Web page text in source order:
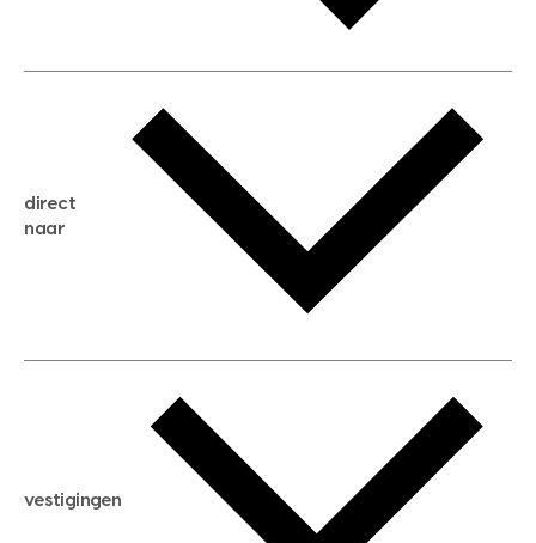
gratis zoekservice
huis verkopen
huis kopen
aankoopadvies
verkoopadvies
hypotheekadvies
direct
naar
hypotheek berekenen
maximale hypotheek berekenen
hypotheek bespaarcheck
vestigingen